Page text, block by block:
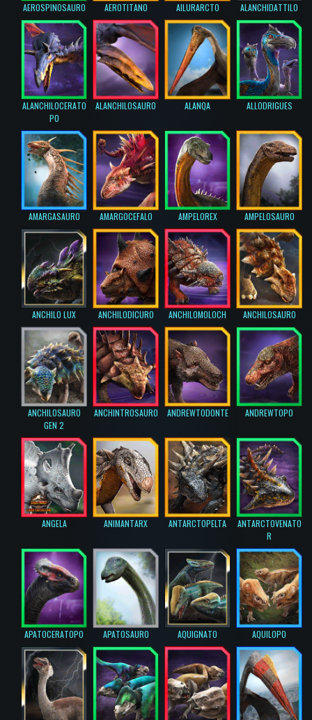
AEROSPINOSAURO AEROTITANO AILURARCTO ALANCHIDATTILO
ALANCHILOCERATO
PO
ALANCHILOSAURO ALANQA ALLODRIGUES
AMARGASAURO AMARGOCEFALO AMPELOREX AMPELOSAURO
ANCHILO LUX ANCHILODICURO ANCHILOMOLOCH ANCHILOSAURO
ANCHILOSAURO
GEN 2
ANCHINTROSAURO ANDREWTODONTE ANDREWTOPO
ANGELA ANIMANTARX ANTARCTOPELTA
ANTARCTOVENATO
R
APATOCERATOPO APATOSAURO AQUIGNATO AQUILOPO